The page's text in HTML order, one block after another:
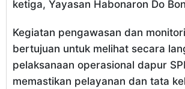
ketiga, Yayasan Habonaron Do
Kegiatan pengawasan dan
bertujuan untuk melihat secara
pelaksanaan operasional dapur
memastikan pelayanan dan tata